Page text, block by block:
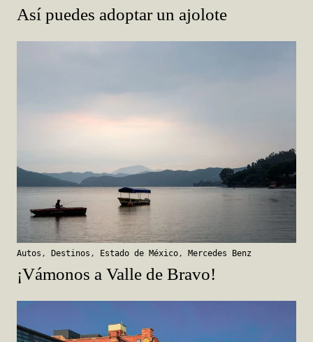
Así puedes adoptar un ajolote
Autos , Destinos , Estado de México , Mercedes Benz
¡Vámonos a Valle de Bravo!